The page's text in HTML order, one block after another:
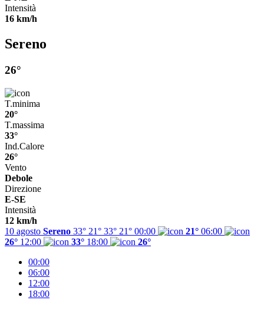
Intensità
16 km/h
Sereno
26°
T.minima
20°
T.massima
33°
Ind.Calore
26°
Vento
Debole
Direzione
E-SE
Intensità
12 km/h
10 agosto Sereno 33° 21° 33° 21° 00:00 21° 06:00
26° 12:00 33° 18:00
26°
00:00
06:00
12:00
18:00